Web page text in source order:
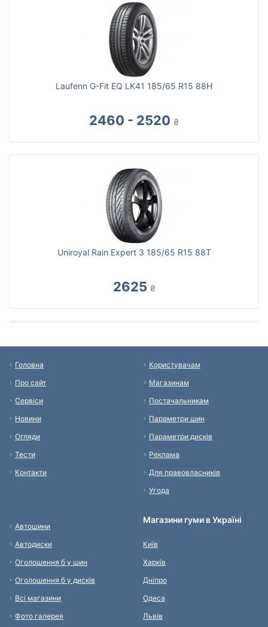
Laufenn G-Fit EQ LK41 185/65 R15 88H
2460 - 2520 ₴
Uniroyal Rain Expert 3 185/65 R15 88T
2625 ₴
Головна
Про сайт
Сервіси
Новини
Огляди
Тести
Контакти
Користувачам
Магазинам
Постачальникам
Параметри шин
Параметри дисків
Реклама
Для правовласників
Угода
Автошини
Автодиски
Оголошення б у шин
Оголошення б у дисків
Всі магазини
Фото галерея
Магазини гуми в Україні
Київ
Харків
Дніпро
Одеса
Львів